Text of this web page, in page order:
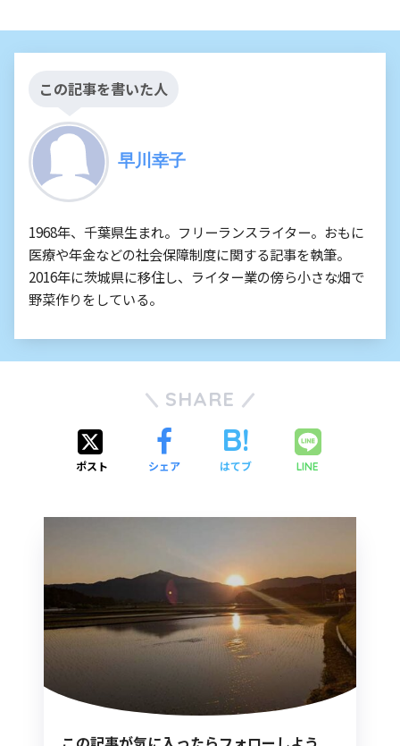
この記事を書いた人
早川幸子
1968年、千葉県生まれ。フリーランスライター。おもに
医療や年金などの社会保障制度に関する記事を執筆。
2016年に茨城県に移住し、ライター業の傍ら小さな畑で
野菜作りをしている。
SHARE
ポスト シェア はてブ LINE